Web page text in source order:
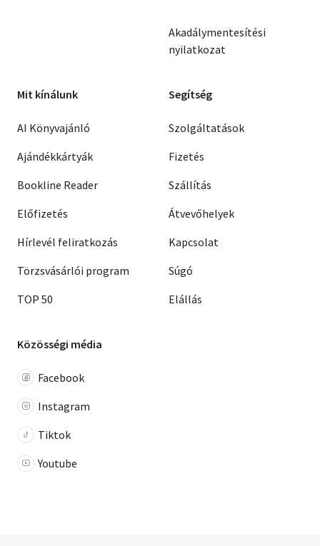
Akadálymentesítési
nyilatkozat
Mit kínálunk
AI Könyvajánló
Ajándékkártyák
Bookline Reader
Előfizetés
Hírlevél feliratkozás
Törzsvásárlói program
TOP 50
Segítség
Szolgáltatások
Fizetés
Szállítás
Átvevőhelyek
Kapcsolat
Súgó
Elállás
Közösségi média
Facebook
Instagram
Tiktok
Youtube